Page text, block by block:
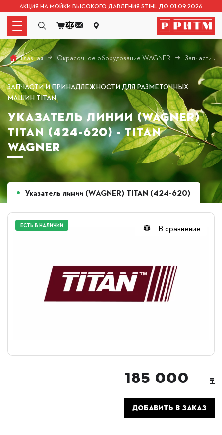
АКЦИЯ НА МОЙКИ ВЫСОКОГО ДАВЛЕНИЯ STIHL ДО 01.09.2026
Главная Окрасочное оборудование WAGNER Запчасти и
ЗАПЧАСТИ И ПРИНАДЛЕЖНОСТИ ДЛЯ РАЗМЕТОЧНЫХ
МАШИН TITAN
УКАЗАТЕЛЬ ЛИНИИ (WAGNER)
TITAN (424-620) - TITAN
WAGNER
Указатель линии (WAGNER) TITAN (424-620)
В сравнение
ЕСТЬ В НАЛИЧИИ
185 000 ₸
ДОБАВИТЬ В ЗАКАЗ